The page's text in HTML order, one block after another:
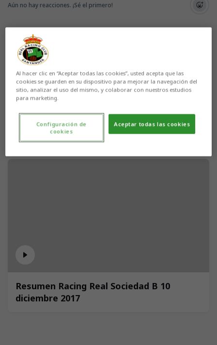
Aún no hay reacciones. ¡Sé el primero!
Resumen Racing Real Sociedad B 10
diciembre 2017
Al hacer clic en “Aceptar todas las cookies”, usted acepta que las
cookies se guarden en su dispositivo para mejorar la navegación del
sitio, analizar el uso del mismo, y colaborar con nuestros estudios
para marketing.
Aceptar todas las cookies
Configuración de
cookies